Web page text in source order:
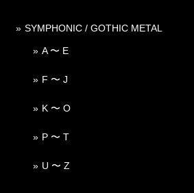
SYMPHONIC / GOTHIC METAL
A 〜 E
F 〜 J
K 〜 O
P 〜 T
U 〜 Z